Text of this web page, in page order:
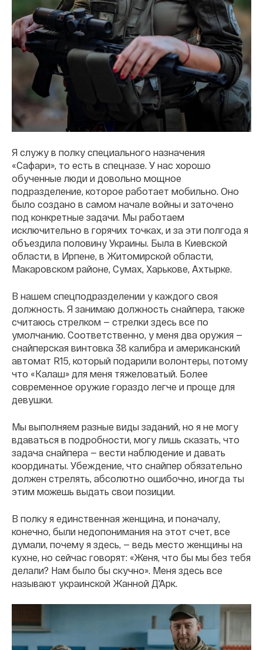
Я служу в полку специального назначения
«Сафари», то есть в спецназе. У нас хорошо
обученные люди и довольно мощное
подразделение, которое работает мобильно. Оно
было создано в самом начале войны и заточено
под конкретные задачи. Мы работаем
исключительно в горячих точках, и за эти полгода я
объездила половину Украины. Была в Киевской
области, в Ирпене, в Житомирской области,
Макаровском районе, Сумах, Харькове, Ахтырке.
В нашем спецподразделении у каждого своя
должность. Я занимаю должность снайпера, также
считаюсь стрелком — стрелки здесь все по
умолчанию. Соответственно, у меня два оружия —
снайперская винтовка 38 калибра и американский
автомат R15, который подарили волонтеры, потому
что «Калаш» для меня тяжеловатый. Более
современное оружие гораздо легче и проще для
девушки.
Мы выполняем разные виды заданий, но я не могу
вдаваться в подробности, могу лишь сказать, что
задача снайпера — вести наблюдение и давать
координаты. Убеждение, что снайпер обязательно
должен стрелять, абсолютно ошибочно, иногда ты
этим можешь выдать свои позиции.
В полку я единственная женщина, и поначалу,
конечно, были недопонимания на этот счет, все
думали, почему я здесь, — ведь место женщины на
кухне, но сейчас говорят: «Женя, что бы мы без тебя
делали? Нам было бы скучно». Меня здесь все
называют украинской Жанной Д’Арк.